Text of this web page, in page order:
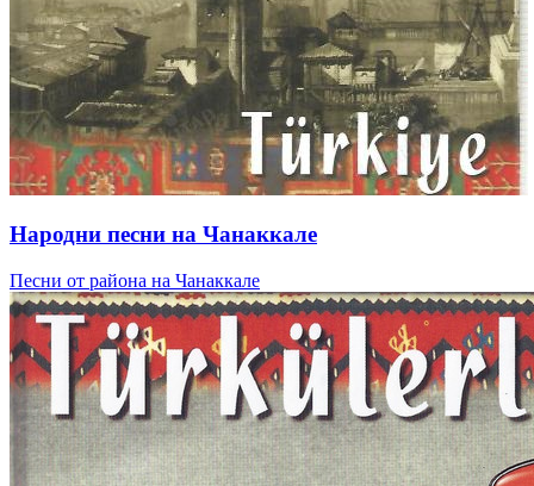
Народни песни на Чанаккале
Песни от района на Чанаккале